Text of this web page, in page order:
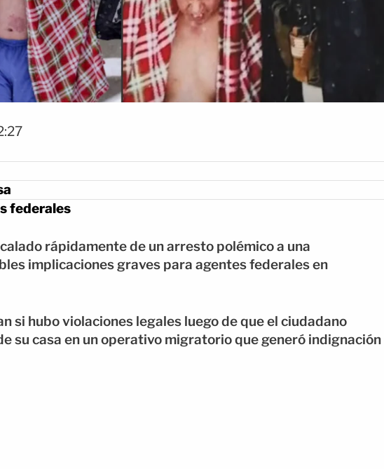
federales
rápidamente de un arresto polémico a una
implicaciones graves para agentes federales en
si hubo violaciones legales luego de que el ciudadano
su casa en un operativo migratorio que generó indignación